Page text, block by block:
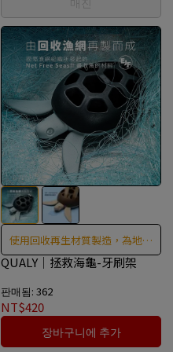
使用回收再生材質製造，為地球
儘一份心力
QUALY｜拯救海龜-牙刷架
판매됨: 362
NT$420
장바구니에 추가